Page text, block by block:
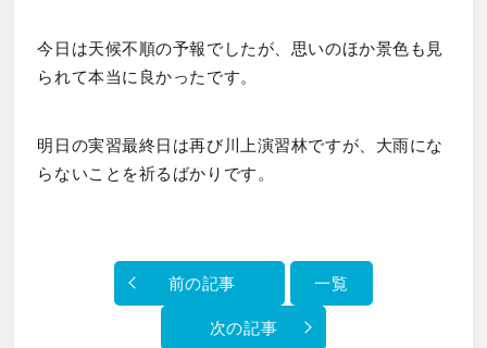
今日は天候不順の予報でしたが、思いのほか景色も見
られて本当に良かったです。
明日の実習最終日は再び川上演習林ですが、大雨にな
らないことを祈るばかりです。
前の記事 一覧
次の記事